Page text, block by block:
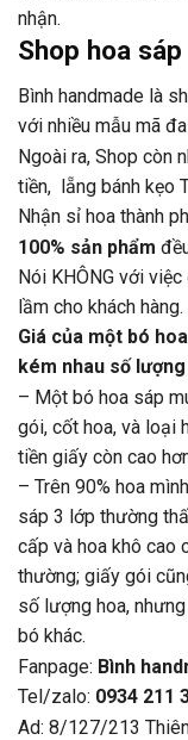
nhận.
Shop hoa
Bình handmade là
với nhiều mẫu mã
Ngoài ra, Shop còn
tiền, lẵng bánh kẹo
Nhận sỉ hoa thành
100% sản phẩm
Nói KHÔNG với
lầm cho khách hàng.
Giá của một bó
kém nhau số
– Một bó hoa sáp
gói, cốt hoa, và loại
tiền giấy còn cao
– Trên 90% hoa
sáp 3 lớp thường
cấp và hoa khô cao
thường; giấy gói
số lượng hoa,
bó khác.
Fanpage: Bình
Tel/zalo: 0934 211
Ad: 8/127/213